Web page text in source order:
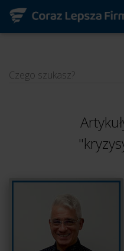
Czego szukasz?